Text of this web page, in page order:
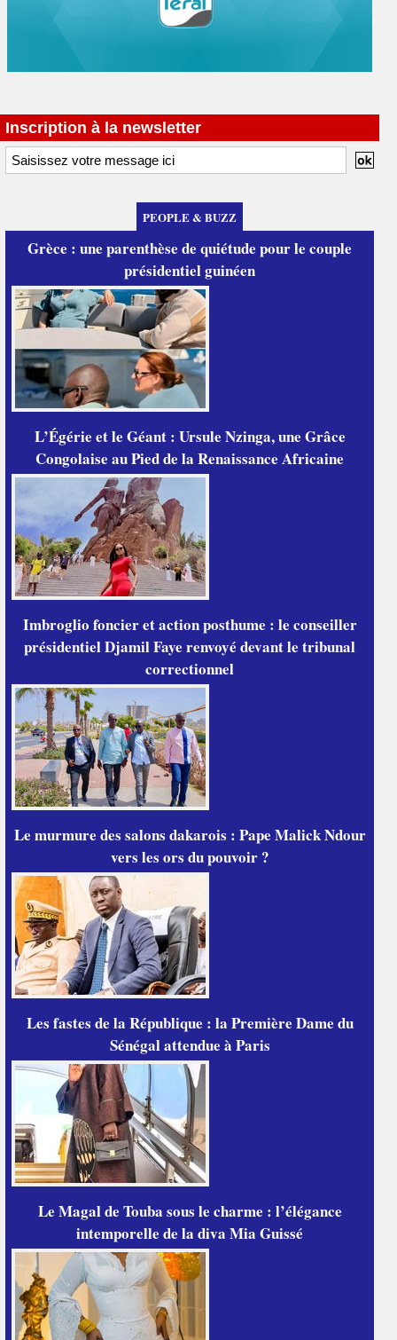
Inscription à la newsletter
PEOPLE & BUZZ
Grèce : une parenthèse de quiétude pour le couple
présidentiel guinéen
L’Égérie et le Géant : Ursule Nzinga, une Grâce
Congolaise au Pied de la Renaissance Africaine
Imbroglio foncier et action posthume : le conseiller
présidentiel Djamil Faye renvoyé devant le tribunal
correctionnel
Le murmure des salons dakarois : Pape Malick Ndour
vers les ors du pouvoir ?
Les fastes de la République : la Première Dame du
Sénégal attendue à Paris
Le Magal de Touba sous le charme : l’élégance
intemporelle de la diva Mia Guissé